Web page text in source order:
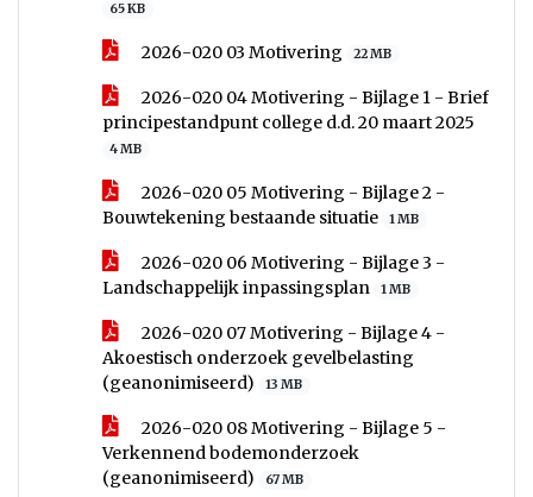
65 KB
2026-020 03 Motivering 22 MB
2026-020 04 Motivering - Bijlage 1 - Brief
principestandpunt college d.d. 20 maart 2025
4 MB
2026-020 05 Motivering - Bijlage 2 -
Bouwtekening bestaande situatie
1 MB
2026-020 06 Motivering - Bijlage 3 -
Landschappelijk inpassingsplan
1 MB
2026-020 07 Motivering - Bijlage 4 -
Akoestisch onderzoek gevelbelasting
(geanonimiseerd)
13 MB
2026-020 08 Motivering - Bijlage 5 -
Verkennend bodemonderzoek
(geanonimiseerd)
67 MB